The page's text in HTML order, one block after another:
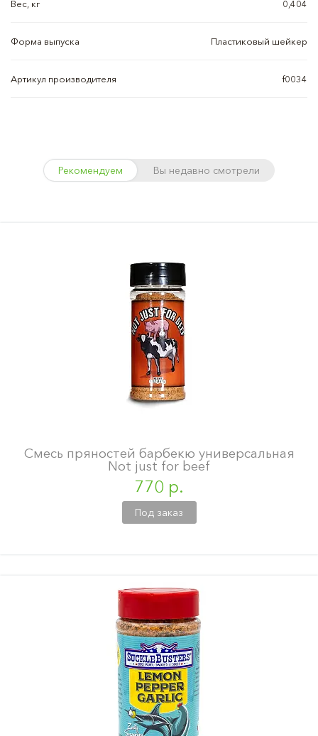
Вес, кг 0,404
Форма выпуска Пластиковый шейкер
Артикул производителя f0034
Рекомендуем Вы недавно смотрели
Смесь пряностей барбекю универсальная
Not just for beef
770 р.
Под заказ